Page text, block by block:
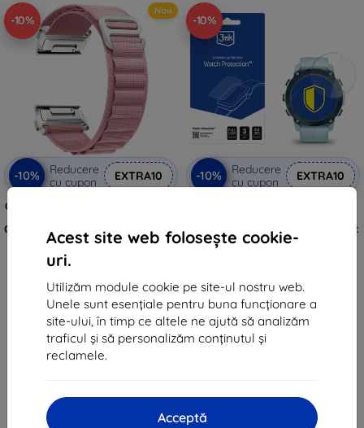
Acest site web folosește cookie-
uri.
Utilizăm module cookie pe site-ul nostru web.
Unele sunt esențiale pentru buna funcționare a
site-ului, în timp ce altele ne ajută să analizăm
traficul și să personalizăm conținutul și
reclamele.
Acceptă
-10%
Nou
-10%
Reducere
cu cupon
EXTRA10
Curea Beline High Mountain Loop
CarbonEdition/ApproachS7047mm/DescentG1Solar,
roz (05908047991341)
În stoc > 5 buc
-10%
-10%
Reducere
cu cupon
EXTRA10
protecție pentru Garmin Descent
G1 / G1 Solar
În stoc > 5 buc
din total